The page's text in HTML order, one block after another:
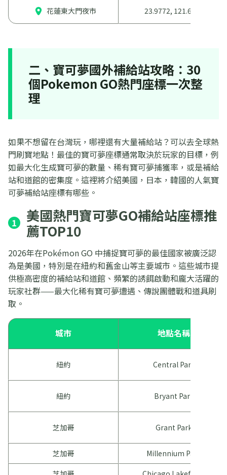
花蓮東大門夜市 23.9772, 121.6044
二、寶可夢國外補給站攻略：30
個Pokemon GO熱門座標一次整
理
如果不想留在台灣玩，哪裡還有大量補給站？可以去全球熱
門刷寶地點！最佳的寶可夢座標通常取決於玩家的目標，例
如最大化生成寶可夢的數量、稀有寶可夢捕獲率，或是補給
站和道館的密集度。這裡將介紹美國，日本，韓國的人氣寶
可夢補給站座標有哪些。
1
美國熱門寶可夢GO補給站座標推
薦TOP10
2026年在Pokémon GO 中捕捉寶可夢的最佳國家被廣泛認
為是美國，特別是在紐約和舊金山等主要城市。這些城市提
供極高密度的補給站和道館、頻繁的誘餌啟動和龐大活躍的
玩家社群——最大化稀有寶可夢遭遇、傳說團體戰和道具刷
取。
城市 地點名稱
紐約 Central Park
紐約 Bryant Park
芝加哥 Grant Park
芝加哥
Millennium Park